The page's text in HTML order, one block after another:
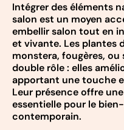
Intégrer des éléments
salon est un moyen
embellir salon tout en
et vivante. Les plantes
monstera, fougères,
double rôle : elles
apportant une touche
Leur présence offre
essentielle pour le
contemporain.